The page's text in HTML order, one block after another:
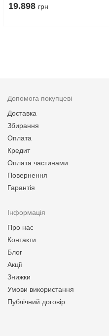
19.898 грн
Допомога покупцеві
Доставка
Збирання
Оплата
Кредит
Оплата частинами
Повернення
Гарантія
Інформація
Про нас
Контакти
Блог
Акції
Знижки
Умови використання
Публічний договір